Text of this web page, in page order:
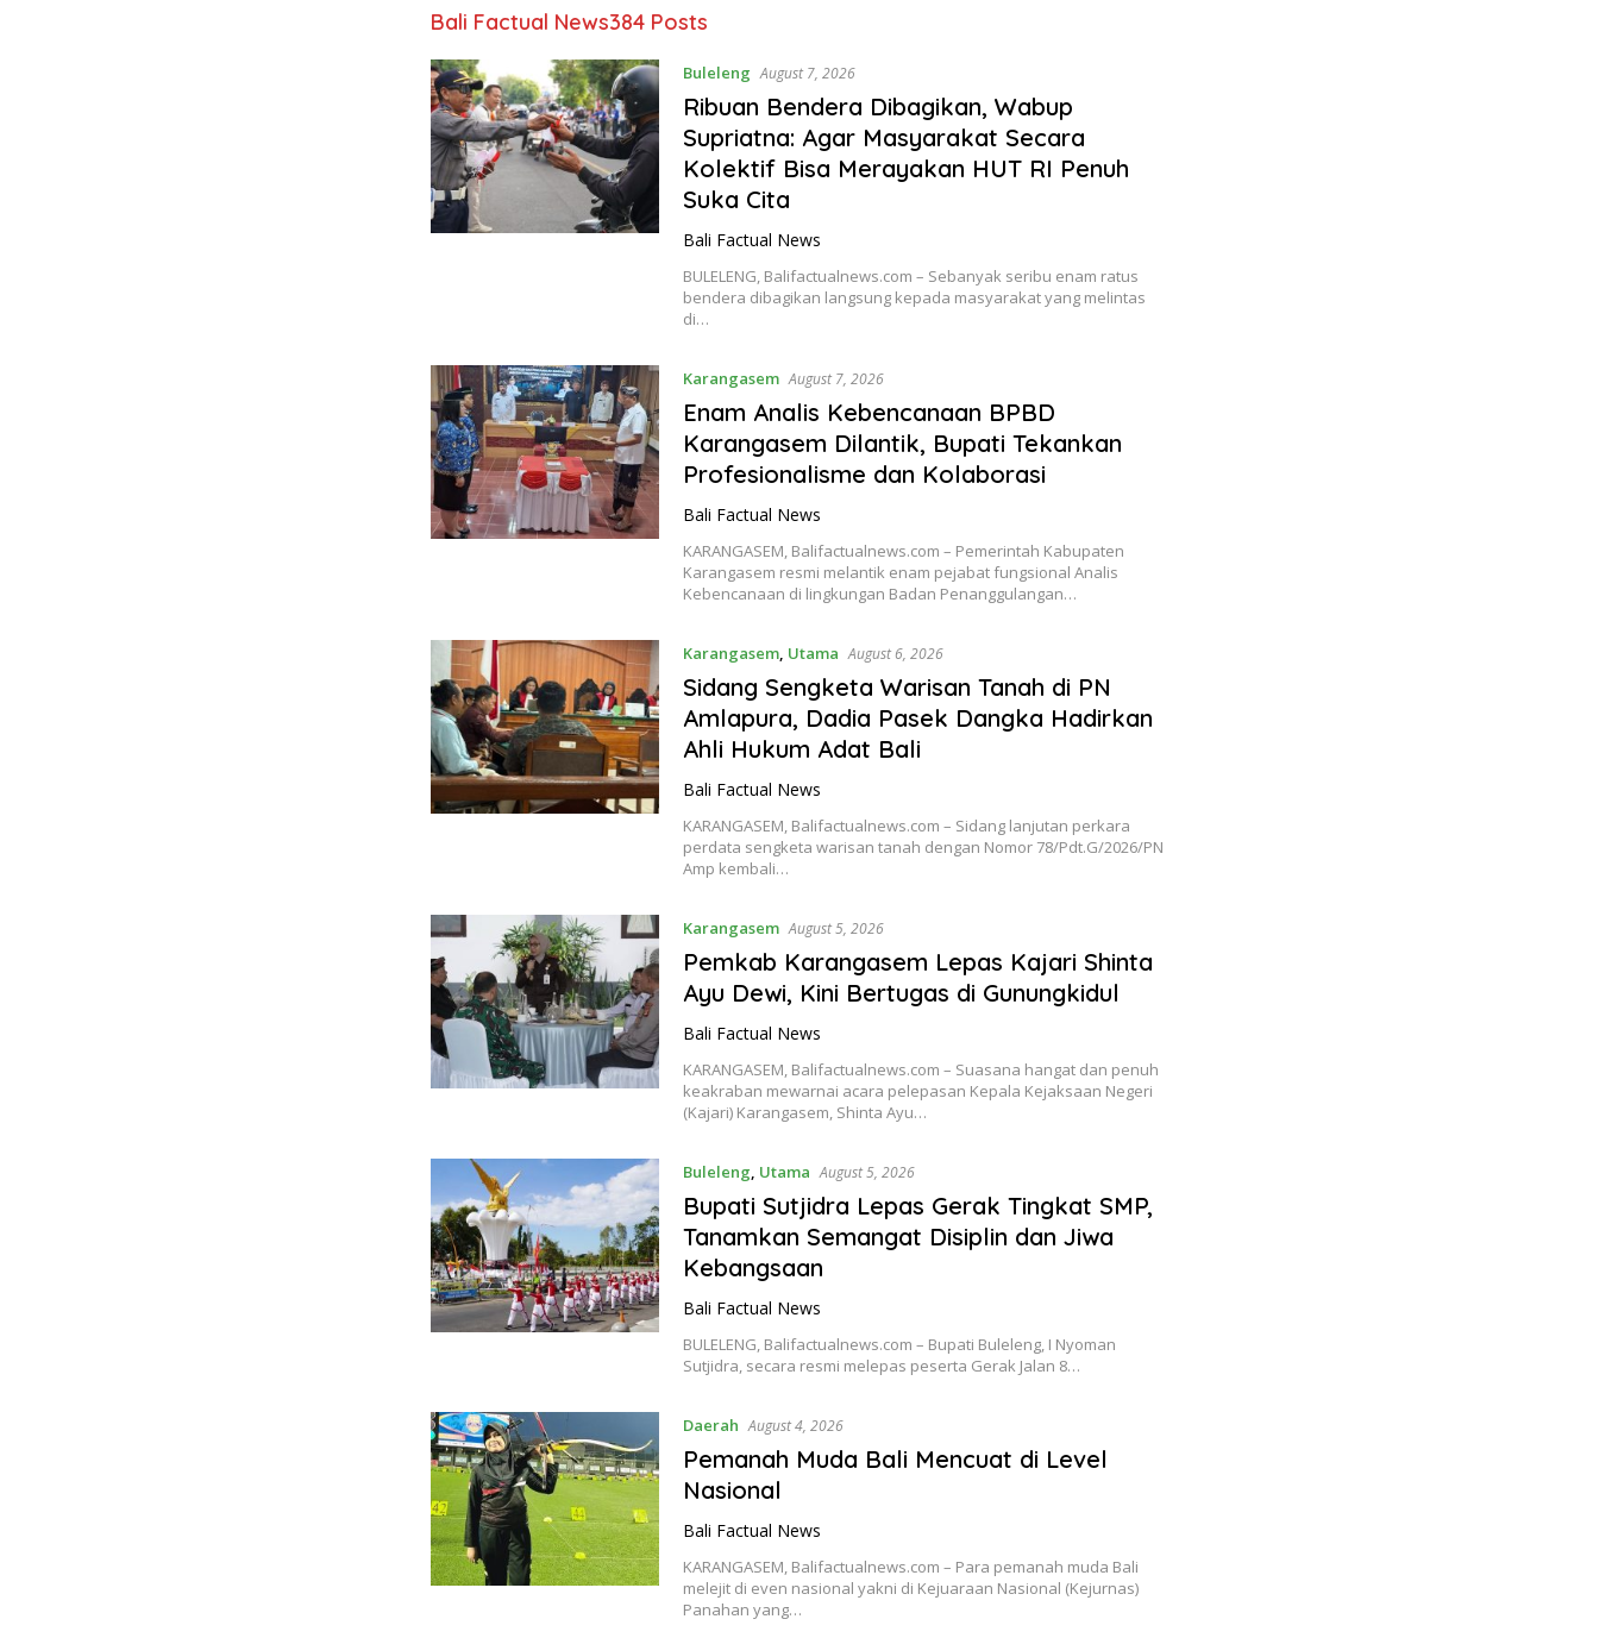
Bali Factual News384 Posts
Buleleng August 7, 2026
Ribuan Bendera Dibagikan, Wabup
Supriatna: Agar Masyarakat Secara
Kolektif Bisa Merayakan HUT RI Penuh
Suka Cita
Bali Factual News
BULELENG, Balifactualnews.com – Sebanyak seribu enam ratus
bendera dibagikan langsung kepada masyarakat yang melintas
di…
Karangasem August 7, 2026
Enam Analis Kebencanaan BPBD
Karangasem Dilantik, Bupati Tekankan
Profesionalisme dan Kolaborasi
Bali Factual News
KARANGASEM, Balifactualnews.com – Pemerintah Kabupaten
Karangasem resmi melantik enam pejabat fungsional Analis
Kebencanaan di lingkungan Badan Penanggulangan…
Karangasem, Utama August 6, 2026
Sidang Sengketa Warisan Tanah di PN
Amlapura, Dadia Pasek Dangka Hadirkan
Ahli Hukum Adat Bali
Bali Factual News
KARANGASEM, Balifactualnews.com – Sidang lanjutan perkara
perdata sengketa warisan tanah dengan Nomor 78/Pdt.G/2026/PN
Amp kembali…
Karangasem August 5, 2026
Pemkab Karangasem Lepas Kajari Shinta
Ayu Dewi, Kini Bertugas di Gunungkidul
Bali Factual News
KARANGASEM, Balifactualnews.com – Suasana hangat dan penuh
keakraban mewarnai acara pelepasan Kepala Kejaksaan Negeri
(Kajari) Karangasem, Shinta Ayu…
Buleleng, Utama August 5, 2026
Bupati Sutjidra Lepas Gerak Tingkat SMP,
Tanamkan Semangat Disiplin dan Jiwa
Kebangsaan
Bali Factual News
BULELENG, Balifactualnews.com – Bupati Buleleng, I Nyoman
Sutjidra, secara resmi melepas peserta Gerak Jalan 8…
Daerah August 4, 2026
Pemanah Muda Bali Mencuat di Level
Nasional
Bali Factual News
KARANGASEM, Balifactualnews.com – Para pemanah muda Bali
melejit di even nasional yakni di Kejuaraan Nasional (Kejurnas)
Panahan yang…